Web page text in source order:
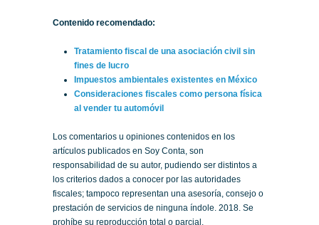
Contenido recomendado:
Tratamiento fiscal de una asociación civil sin
fines de lucro
Impuestos ambientales existentes en México
Consideraciones fiscales como persona física
al vender tu automóvil
Los comentarios u opiniones contenidos en los
artículos publicados en Soy Conta, son
responsabilidad de su autor, pudiendo ser distintos a
los criterios dados a conocer por las autoridades
fiscales; tampoco representan una asesoría, consejo o
prestación de servicios de ninguna índole. 2018. Se
prohíbe su reproducción total o parcial.